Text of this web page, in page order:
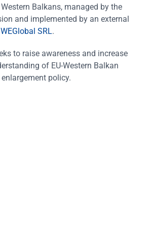
Balkans, managed by the
and implemented by an external
WEGlobal SRL.
to raise awareness and increase
of EU-Western Balkan
policy.